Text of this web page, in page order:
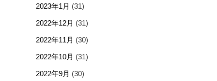
2023年1月 (31)
2022年12月 (31)
2022年11月 (30)
2022年10月 (31)
2022年9月 (30)